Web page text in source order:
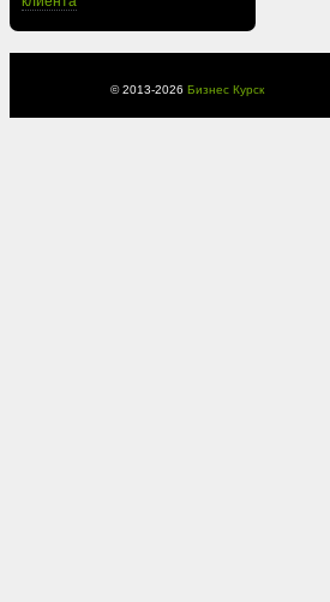
© 2013-2026 Бизнес Курск